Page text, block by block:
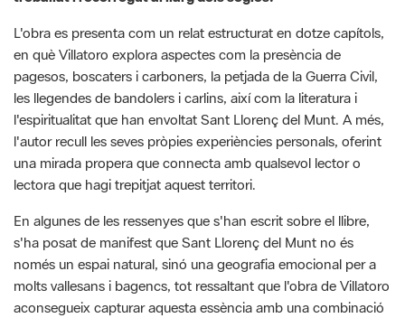
pagesos, boscaters i carboners, la petjada de la Guerra Civil,
les llegendes de bandolers i carlins, així com la literatura i
l'espiritualitat que han envoltat Sant Llorenç del Munt. A més,
l'autor recull les seves pròpies experiències personals, oferint
una mirada propera que connecta amb qualsevol lector o
lectora que hagi trepitjat aquest territori.
En algunes de les ressenyes que s'han escrit sobre el llibre,
s'ha posat de manifest que Sant Llorenç del Munt no és
només un espai natural, sinó una geografia emocional per a
molts vallesans i bagencs, tot ressaltant que l'obra de Villatoro
aconsegueix capturar aquesta essència amb una combinació
de memòria, història i reflexió.
Aquest nou volum esdevé, així, una lectura imprescindible per